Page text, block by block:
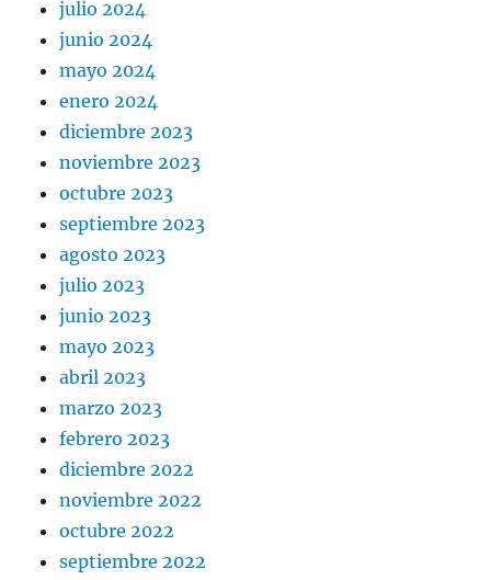
julio 2024
junio 2024
mayo 2024
enero 2024
diciembre 2023
noviembre 2023
octubre 2023
septiembre 2023
agosto 2023
julio 2023
junio 2023
mayo 2023
abril 2023
marzo 2023
febrero 2023
diciembre 2022
noviembre 2022
octubre 2022
septiembre 2022